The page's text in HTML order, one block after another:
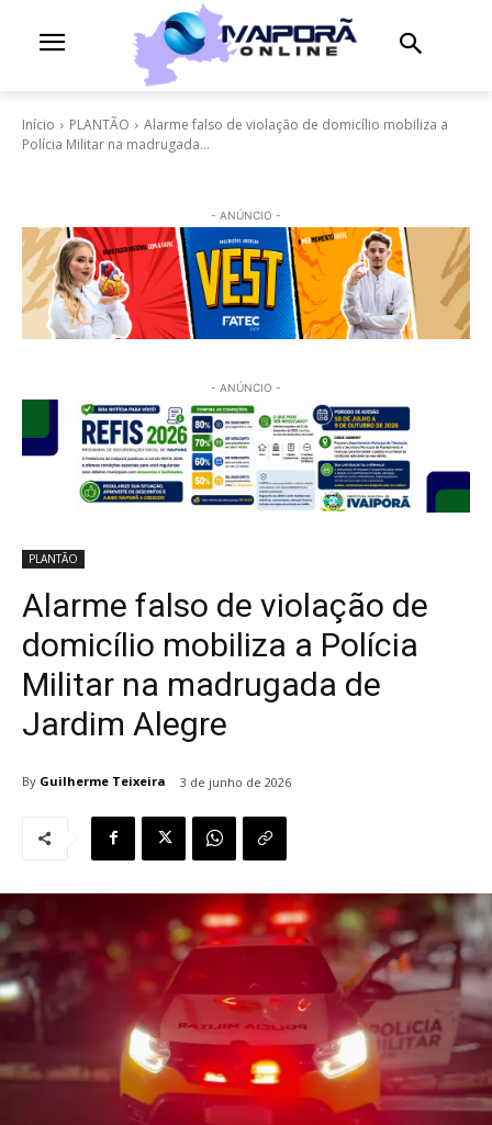
Início PLANTÃO
Alarme falso de violação de domicílio mobiliza a
Polícia Militar na madrugada...
- ANÚNCIO -
- ANÚNCIO -
PLANTÃO
Alarme falso de violação de
domicílio mobiliza a Polícia
Militar na madrugada de
Jardim Alegre
By Guilherme Teixeira 3 de junho de 2026